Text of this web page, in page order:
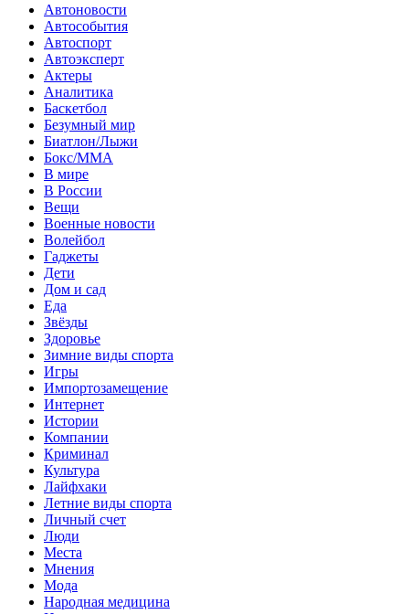
Автоновости
Автособытия
Автоспорт
Автоэксперт
Актеры
Аналитика
Баскетбол
Безумный мир
Биатлон/Лыжи
Бокс/MMA
В мире
В России
Вещи
Военные новости
Волейбол
Гаджеты
Дети
Дом и сад
Еда
Звёзды
Здоровье
Зимние виды спорта
Игры
Импортозамещение
Интернет
Истории
Компании
Криминал
Культура
Лайфхаки
Летние виды спорта
Личный счет
Люди
Места
Мнения
Мода
Народная медицина